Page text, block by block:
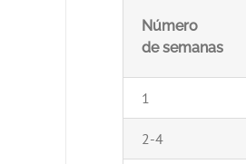
Número
de semanas
1
2-4